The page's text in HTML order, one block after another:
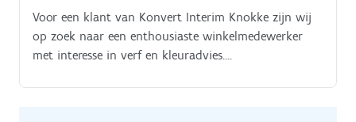
Voor een klant van Konvert Interim Knokke zijn wij
op zoek naar een enthousiaste winkelmedewerker
met interesse in verf en kleuradvies.
belangrijke schakel in de winkel en help je klanten op